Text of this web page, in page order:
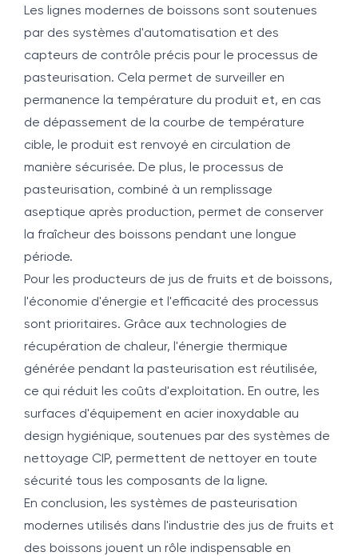
Les lignes modernes de boissons sont soutenues
par des systèmes d'automatisation et des
capteurs de contrôle précis pour le processus de
pasteurisation. Cela permet de surveiller en
permanence la température du produit et, en cas
de dépassement de la courbe de température
cible, le produit est renvoyé en circulation de
manière sécurisée. De plus, le processus de
pasteurisation, combiné à un remplissage
aseptique après production, permet de conserver
la fraîcheur des boissons pendant une longue
période.
Pour les producteurs de jus de fruits et de boissons,
l'économie d'énergie et l'efficacité des processus
sont prioritaires. Grâce aux technologies de
récupération de chaleur, l'énergie thermique
générée pendant la pasteurisation est réutilisée,
ce qui réduit les coûts d'exploitation. En outre, les
surfaces d'équipement en acier inoxydable au
design hygiénique, soutenues par des systèmes de
nettoyage CIP, permettent de nettoyer en toute
sécurité tous les composants de la ligne.
En conclusion, les systèmes de pasteurisation
modernes utilisés dans l'industrie des jus de fruits et
des boissons jouent un rôle indispensable en